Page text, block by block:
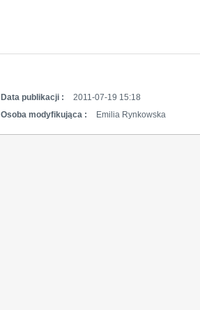
Data publikacji :
2011-07-19 15:18
Osoba modyfikująca : Emilia Rynkowska